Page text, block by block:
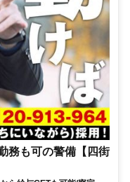
務も可の警備【四街